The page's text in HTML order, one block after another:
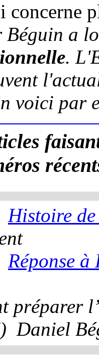
concerne
Béguin a
.
voici par
Histoire de
Réponse
préparer
Daniel